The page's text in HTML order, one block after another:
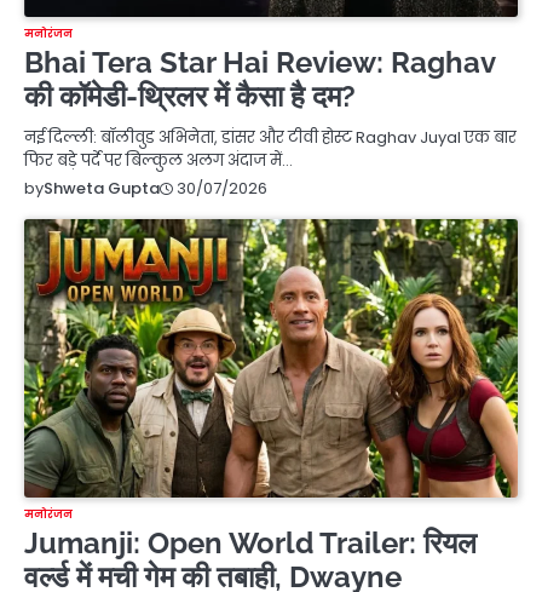
मनोरंजन
Bhai Tera Star Hai Review: Raghav
की कॉमेडी-थ्रिलर में कैसा है दम?
नई दिल्ली: बॉलीवुड अभिनेता, डांसर और टीवी होस्ट Raghav Juyal एक बार
फिर बड़े पर्दे पर बिल्कुल अलग अंदाज में…
byShweta Gupta 30/07/2026
मनोरंजन
Jumanji: Open World Trailer: रियल
वर्ल्ड में मची गेम की तबाही, Dwayne